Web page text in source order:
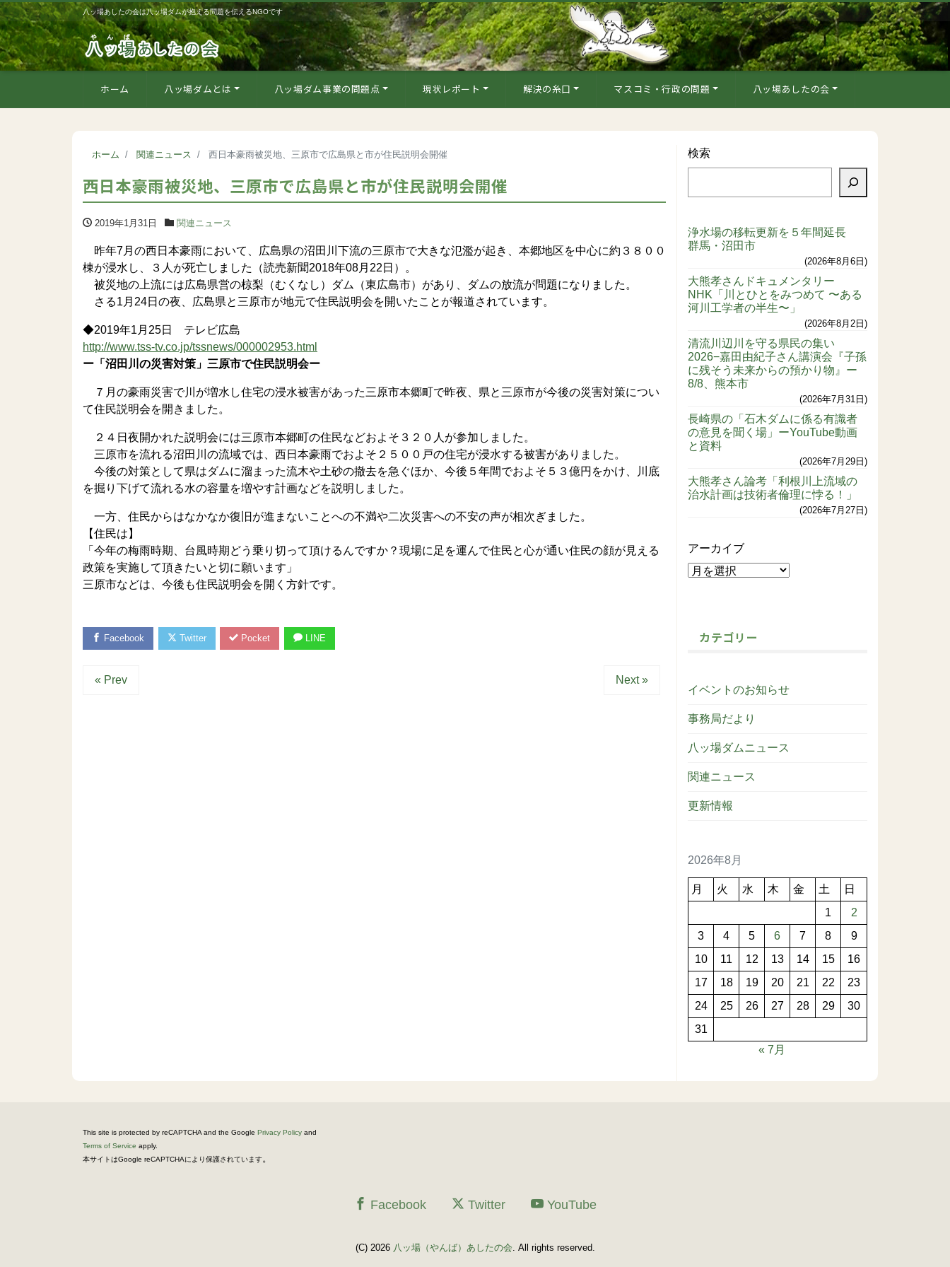
八ッ場あしたの会は八ッ場ダムが抱える問題を伝えるNGOです
ホーム 八ッ場ダムとは 八ッ場ダム事業の問題点 現状レポート 解決の糸口 マスコミ・行政の問題 八ッ場あしたの会
ホーム 関連ニュース 西日本豪雨被災地、三原市で広島県と市が住民説明会開催
西日本豪雨被災地、三原市で広島県と市が住民説明会開催
2019年1月31日 関連ニュース
昨年7月の西日本豪雨において、広島県の沼田川下流の三原市で大きな氾濫が起き、本郷地区を中心に約３８００
棟が浸水し、３人が死亡しました（読売新聞2018年08月22日）。
被災地の上流には広島県営の椋梨（むくなし）ダム（東広島市）があり、ダムの放流が問題になりました。
さる1月24日の夜、広島県と三原市が地元で住民説明会を開いたことが報道されています。
◆2019年1月25日 テレビ広島
http://www.tss-tv.co.jp/tssnews/000002953.html
ー「沼田川の災害対策」三原市で住民説明会ー
７月の豪雨災害で川が増水し住宅の浸水被害があった三原市本郷町で昨夜、県と三原市が今後の災害対策につい
て住民説明会を開きました。
２４日夜開かれた説明会には三原市本郷町の住民などおよそ３２０人が参加しました。
三原市を流れる沼田川の流域では、西日本豪雨でおよそ２５００戸の住宅が浸水する被害がありました。
今後の対策として県はダムに溜まった流木や土砂の撤去を急ぐほか、今後５年間でおよそ５３億円をかけ、川底
を掘り下げて流れる水の容量を増やす計画などを説明しました。
一方、住民からはなかなか復旧が進まないことへの不満や二次災害への不安の声が相次ぎました。
【住民は】
「今年の梅雨時期、台風時期どう乗り切って頂けるんですか？現場に足を運んで住民と心が通い住民の顔が見える
政策を実施して頂きたいと切に願います」
三原市などは、今後も住民説明会を開く方針です。
Facebook Twitter Pocket LINE
« Prev Next »
検索
浄水場の移転更新を５年間延長
群馬・沼田市
2026年8月6日
大熊孝さんドキュメンタリー
NHK「川とひとをみつめて 〜ある
河川工学者の半生〜」
2026年8月2日
清流川辺川を守る県民の集い
2026−嘉田由紀子さん講演会『子孫
に残そう未来からの預かり物』ー
8/8、熊本市
2026年7月31日
長崎県の「石木ダムに係る有識者
の意見を聞く場」ーYouTube動画
と資料
2026年7月29日
大熊孝さん論考「利根川上流域の
治水計画は技術者倫理に悖る！」
2026年7月27日
アーカイブ
カテゴリー
イベントのお知らせ
事務局だより
八ッ場ダムニュース
関連ニュース
更新情報
2026年8月
月 火 水 木 金 土
日
1
2
3
4 5 6 7 8
9
10
11 12 13 14 15
16
17
18 19 20 21 22
23
24
25 26 27 28 29
30
31
« 7月
This site is protected by reCAPTCHA and the Google Privacy Policy and
Terms of Service apply.
本サイトはGoogle reCAPTCHAにより保護されています。
Facebook Twitter YouTube
(C) 2026 八ッ場（やんば）あしたの会. All rights reserved.